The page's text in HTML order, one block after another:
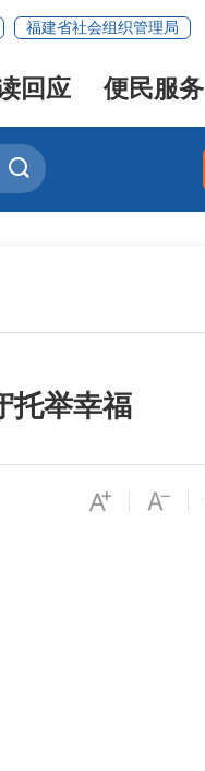
福建省社会组织管理局
回应 便民服务
托举幸福